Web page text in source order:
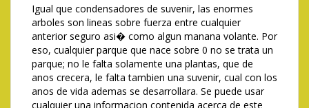
Igual que condensadores de suvenir, las enormes
arboles son lineas sobre fuerza entre cualquier
anterior seguro asi� como algun manana volante. Por
eso, cualquier parque que nace sobre 0 no se trata un
parque; no le falta solamente una plantas, que de
anos crecera, le falta tambien una suvenir, cual con los
anos de vida ademas se desarrollara. Se puede usar
cualquier una informacion contenida acerca de este